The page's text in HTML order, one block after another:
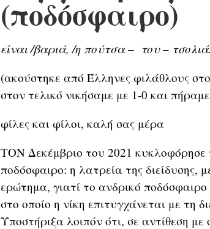
(ποδόσφαιρο)
είναι /βαριά, /η πούτσα – του –
(ακούστηκε από Έλληνες φιλάθλους
στον τελικό νικήσαμε με 1-0 και
φίλες και φίλοι, καλή σας μέρα
ΤΟΝ Δεκέμβριο του 2021 κυκλοφόρησε
ποδόσφαιρο: η λατρεία της διείδυσης,
ερώτημα, γιατί το ανδρικό
στο οποίο η νίκη επιτυγχάνεται με τη
Υποστήριξα λοιπόν ότι, σε αντίθεση